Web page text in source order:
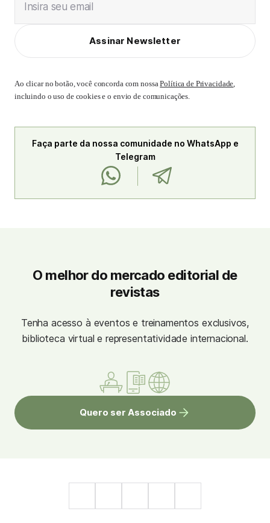
Insira seu email
Assinar Newsletter
Ao clicar no botão, você concorda com nossaPolítica de Privacidade,
incluindo o uso de cookies e o envio de comunicações.
Faça parte da nossa comunidade no WhatsApp e
Telegram
O melhor do mercado editorial de
revistas
Tenha acesso à eventos e treinamentos exclusivos,
biblioteca virtual e representatividade internacional.
Quero ser Associado